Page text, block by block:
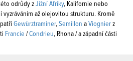
odrůdy z Jižní Afriky, Kalifornie nebo
vyzráváním až olejovitou strukturu. Kromě
Gewürztraminer, Semillon a Viognier z
Francie / Condrieu, Rhona / a západní části